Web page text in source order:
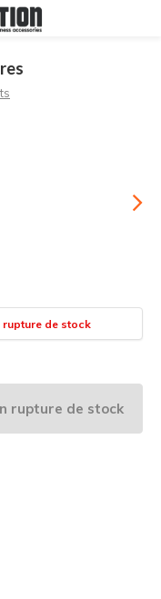
rupture de stock
rupture de stock